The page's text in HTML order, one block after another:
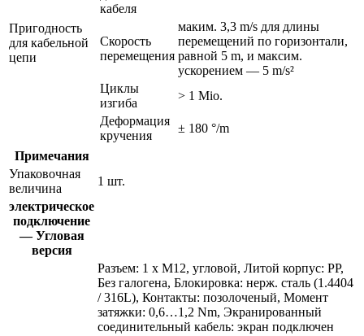
Пригодность
для кабельной
цепи
кабеля
Скорость
перемещения
маким. 3,3 m/s для длины
перемещений по горизонтали,
равной 5 m, и максим.
ускорением — 5 m/s²
Циклы
изгиба
> 1 Mio.
Деформация
кручения
± 180 °/m
Примечания
Упаковочная
величина
1 шт.
электрическое
подключение
— Угловая
версия
Разъем: 1 x M12, угловой, Литой корпус: PP,
Без галогена, Блокировка: нерж. сталь (1.4404
/ 316L), Контакты: позолоченый, Момент
затяжки: 0,6…1,2 Nm, Экранированный
соединительный кабель: экран подключен